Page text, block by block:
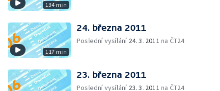
134 min
117 min
24. března 2011
Poslední vysílání 24. 3. 2011 na ČT24
23. března 2011
Poslední vysílání 23. 3. 2011 na ČT24